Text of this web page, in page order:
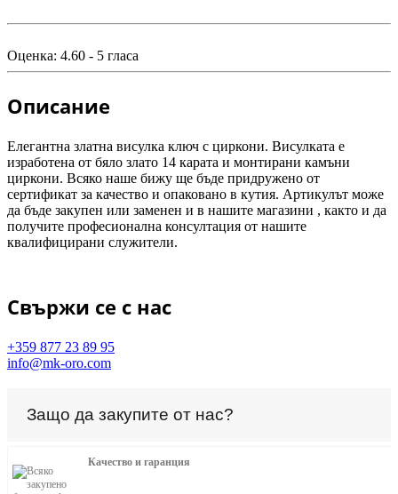
Оценка: 4.60 - 5 гласа
Описание
Елегантна златна висулка ключ с циркони. Висулката е
изработена от бяло злато 14 карата и монтирани камъни
циркони. Всяко наше бижу ще бъде придружено от
сертификат за качество и опаковано в кутия. Артикулът може
да бъде закупен или заменен и в нашите магазини , както и да
получите професионална консултация от нашите
квалифицирани служители.
Свържи се с нас
+359 877 23 89 95
info@mk-oro.com
Защо да закупите от нас?
Качество и гаранция